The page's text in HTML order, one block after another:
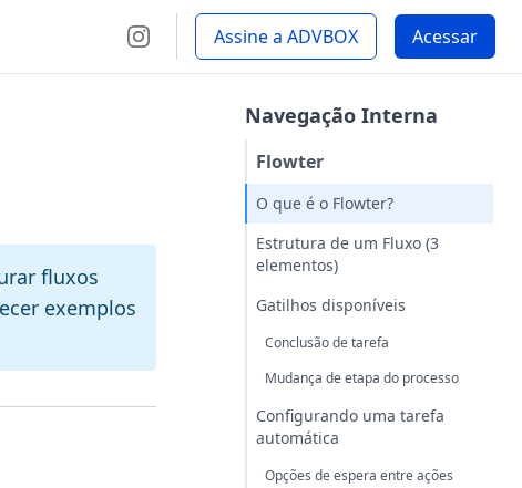
Assine a ADVBOX Acessar
fluxos
exemplos
Navegação Interna
Flowter
O que é o Flowter?
Estrutura de um Fluxo (3
elementos)
Gatilhos disponíveis
Conclusão de tarefa
Mudança de etapa do processo
Configurando uma tarefa
automática
Opções de espera entre ações